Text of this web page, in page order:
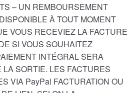
– UN REMBOURSEMENT
À TOUT MOMENT
VOUS RECEVIEZ LA FACTURE
SI VOUS SOUHAITEZ
INTÉGRAL SERA
LA SORTIE. LES FACTURES
VIA PayPal FACTURATION OU